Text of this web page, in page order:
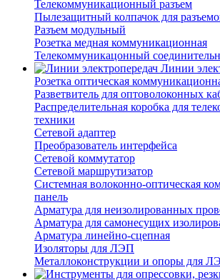
Телекоммуникационный разъем
Пылезащитный колпачок для
Разъем модульный
Розетка медная коммуникационная
Телекоммуникацонный
Линии
Розетка оптическая
Разветвитель для оптоволоконных
Распределительная коробка для
техники
Сетевой адаптер
Преобразователь интерфейса
Сетевой коммутатор
Сетевой маршрутизатор
Системная волоконно-оптическая
панель
Арматура для неизолированных
Арматура для самонесущих
Арматура линейно-сцепная
Изоляторы для ЛЭП
Металлоконструкции и опоры для